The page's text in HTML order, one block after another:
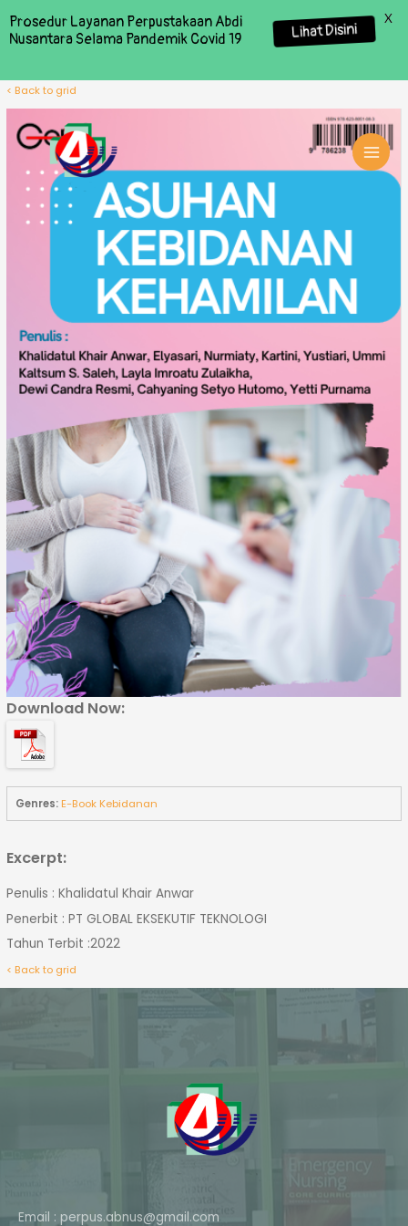
< Back to grid
Download Now:
Genres:E-Book Kebidanan
Excerpt:
Penulis : Khalidatul Khair Anwar
Penerbit : PT GLOBAL EKSEKUTIF TEKNOLOGI
Tahun Terbit :2022
< Back to grid
Email : perpus.abnus@gmail.com
Prosedur Layanan Perpustakaan Abdi
Nusantara Selama Pandemik Covid 19
Lihat Disini
X